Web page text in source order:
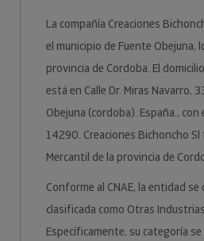
La compañía Creaciones
el municipio de Fuente Obejuna,
provincia de Cordoba. El
está en Calle Dr. Miras Navarro,
Obejuna (cordoba). España.,
14290. Creaciones Bichoncho
Mercantil de la provincia de
Conforme al CNAE, la entidad se
clasificada como Otras
Específicamente, su categoría